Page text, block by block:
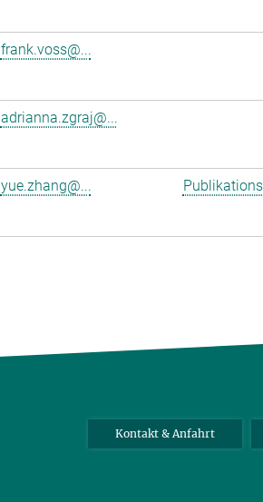
frank.voss@...
adrianna.zgraj@...
yue.zhang@...
Kontakt & Anfahrt